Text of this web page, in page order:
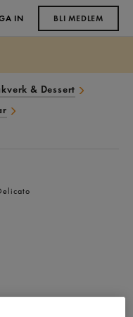
IN BLI MEDLEM
& Dessert